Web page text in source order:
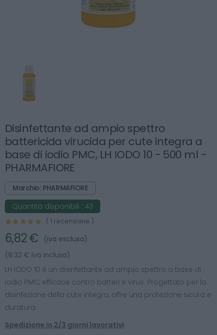
Disinfettante ad ampio spettro
battericida virucida per cute integra a
base di iodio PMC, LH IODO 10 - 500 ml -
PHARMAFIORE
Marchio: PHARMAFIORE
Quantità disponibili : 43
( 1 recensione )
6,82 €
(iva esclusa)
(8.32 € iva inclusa)
LH IODO 10 è un disinfettante ad ampio spettro a base di
iodio PMC, efficace contro batteri e virus. Progettato per la
disinfezione della cute integra, offre una protezione sicura e
duratura.
Spedizione in 2/3 giorni lavorativi